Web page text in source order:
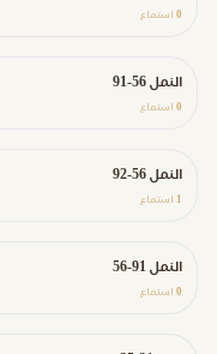
0 استماع
النمل 56-91
0 استماع
النمل 56-92
1 استماع
النمل 91-56
0 استماع